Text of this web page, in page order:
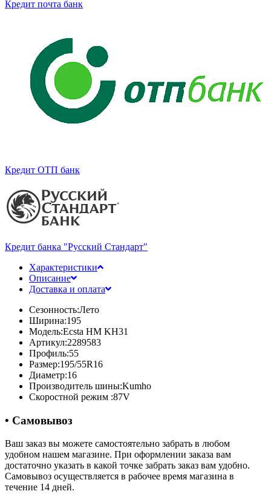
Кредит почта банк
Кредит ОТП банк
Кредит банка "Русский Стандарт"
Характеристики
Описание
Доставка и оплата
Сезонность:Лето
Ширина:195
Модель:Ecsta HM KH31
Артикул:2289583
Профиль:55
Размер:195/55R16
Диаметр:16
Производитель шины:Kumho
Скоростной режим :87V
• Самовывоз
Ваш заказ вы можете самостоятельно забрать в любом
удобном нашем магазине. При оформлении заказа вам
достаточно указать в какой точке забрать заказ вам удобно.
Самовывоз осуществляется в рабочее время магазина в
течение 14 дней.